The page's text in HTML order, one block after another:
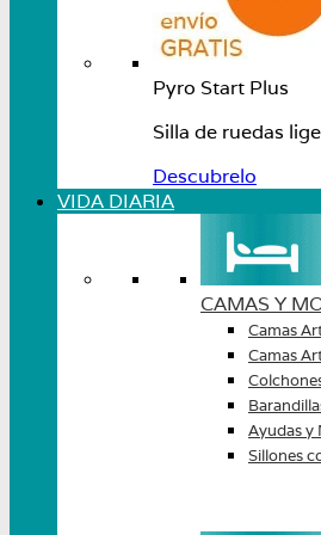
Pyro Start Plus
Silla de ruedas
Descubrelo
VIDA DIARIA
CAMAS Y
Camas
Camas
Ayudas y
Sillones